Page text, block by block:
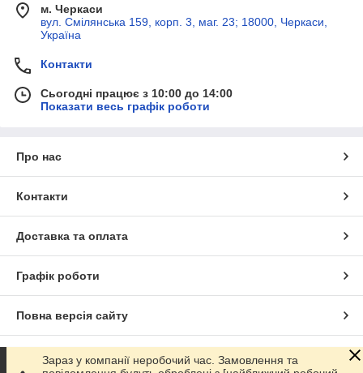
м. Черкаси
вул. Смілянська 159, корп. 3, маг. 23; 18000, Черкаси,
Україна
Контакти
Сьогодні працює з 10:00 до 14:00
Показати весь графік роботи
Про нас
Контакти
Доставка та оплата
Графік роботи
Повна версія сайту
Сайт створено на маркетплейсі Prom.ua
Зараз у компанії неробочий час. Замовлення та